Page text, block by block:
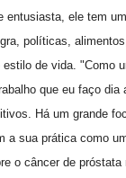
entusiasta, ele tem
políticas,
de vida. "Como
que eu faço
Há um grande
a sua prática como
o câncer de